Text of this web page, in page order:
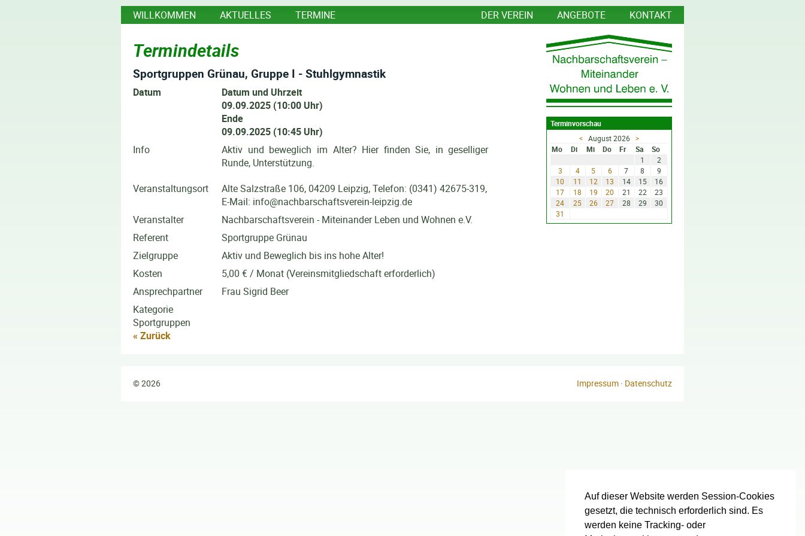
Auf dieser Website werden Session-Cookies
gesetzt, die technisch erforderlich sind. Es
werden keine Tracking- oder
WILLKOMMEN AKTUELLES TERMINE DER VEREIN ANGEBOTE KONTAKT
Termindetails
Sportgruppen Grünau, Gruppe I - Stuhlgymnastik
Datum
Datum und Uhrzeit
09.09.2025 (10:00 Uhr)
Ende
09.09.2025 (10:45 Uhr)
Info
Aktiv und beweglich im Alter? Hier finden Sie, in geselliger
Runde, Unterstützung.
Veranstaltungsort
Alte Salzstraße 106, 04209 Leipzig, Telefon: (0341) 42675-319,
E-Mail: info@nachbarschaftsverein-leipzig.de
Veranstalter
Nachbarschaftsverein - Miteinander Leben und Wohnen e.V.
Referent
Sportgruppe Grünau
Zielgruppe
Aktiv und Beweglich bis ins hohe Alter!
Kosten
5,00 € / Monat (Vereinsmitgliedschaft erforderlich)
AnsprechpartnerFrau Sigrid Beer
Kategorie
Sportgruppen
« Zurück
Terminvorschau
< August 2026 >
Mo
Di Mi Do Fr Sa
So
1
2
3
4 5 6 7 8
9
10
11 12 13 14 15
16
17
18 19 20 21 22
23
24
25 26 27 28 29
30
31
© 2026 Impressum · Datenschutz